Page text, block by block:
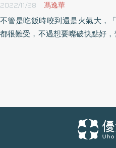
2022/11/28 馮逸華
不管是吃飯時咬到還是火氣大，
都很難受，不過想要嘴破快點好